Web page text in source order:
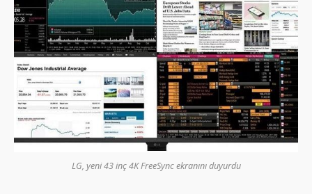
LG, yeni 43 inç 4K FreeSync ekranını duyurdu